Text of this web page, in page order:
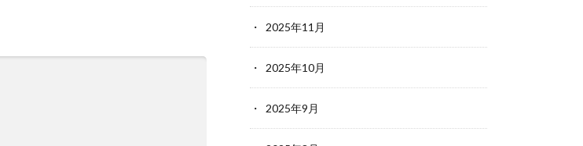
2025年11月
2025年10月
2025年9月